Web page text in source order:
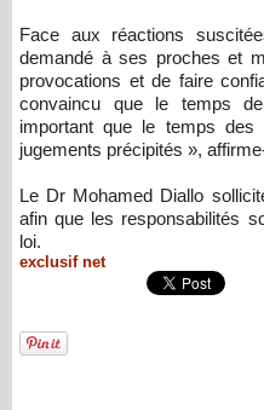
Face aux réactions
demandé à ses proches et
provocations et de faire
convaincu que le temps
important que le temps
jugements précipités »,
Le Dr Mohamed Diallo
afin que les responsabilités
loi.
exclusif net